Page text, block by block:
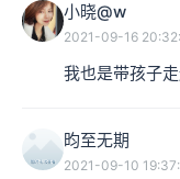
小晓@w
2021-09-16
我也是带孩子
昀至无期
2021-09-10